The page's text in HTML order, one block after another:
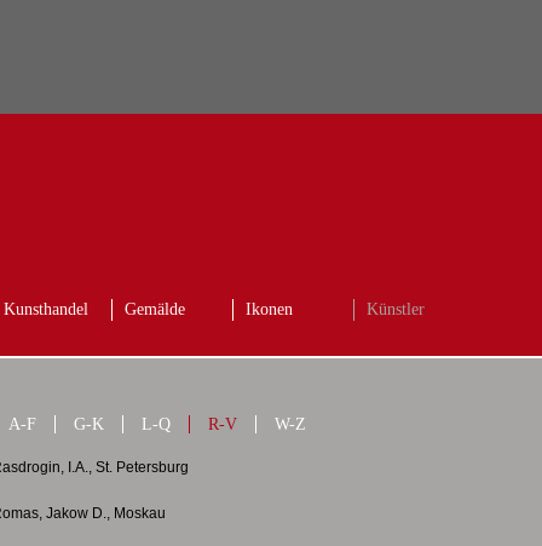
Kunsthandel Gemälde Ikonen Künstler
A-F G-K L-Q R-V W-Z
I.A., St. Petersburg
Jakow D., Moskau